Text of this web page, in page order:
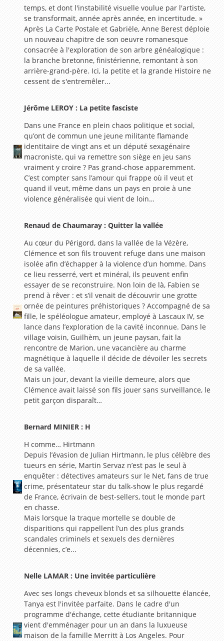
temps, et dont l'instabilité visuelle voulue par l'artiste,
se transformait, année après année, en incertitude. »
Après La Carte Postale et Gabriële, Anne Berest déploie
un nouveau chapitre de son oeuvre romanesque
consacrée à l'exploration de son arbre généalogique :
la branche bretonne, finistérienne, remontant à son
arrière-grand-père. Ici, la petite et la grande Histoire ne
cessent de s'entremêler...
Jérôme LEROY : La petite fasciste
Dans une France en plein chaos politique et social,
qu’ont de commun une jeune militante flamande
identitaire de vingt ans et un député sexagénaire
macroniste, qui va remettre son siège en jeu sans
vraiment y croire ? Pas grand-chose apparemment.
C’est compter sans l’amour qui frappe où il veut et
quand il veut, même dans un pays en proie à une
violence généralisée qui vient de loin…
Renaud de Chaumaray : Quitter la vallée
Au cœur du Périgord, dans la vallée de la Vézère,
Clémence et son fils trouvent refuge dans une maison
isolée afin d’échapper à la violence d’un homme. Dans
ce lieu resserré, vert et minéral, ils peuvent enfin
essayer de se reconstruire. Non loin de là, Fabien se
prend à rêver : et s’il venait de découvrir une grotte
ornée de peintures préhistoriques ? Accompagné de sa
fille, le spéléologue amateur, employé à Lascaux IV, se
lance dans l’exploration de la cavité inconnue. Dans le
village voisin, Guilhèm, un jeune paysan, fait la
rencontre de Marion, une vacancière au charme
magnétique à laquelle il décide de dévoiler les secrets
de sa vallée.
Mais un jour, devant la vieille demeure, alors que
Clémence avait laissé son fils jouer sans surveillance, le
petit garçon disparaît…
Bernard MINIER : H
H comme… Hirtmann
Depuis l’évasion de Julian Hirtmann, le plus célèbre des
tueurs en série, Martin Servaz n’est pas le seul à
enquêter : détectives amateurs sur le Net, fans de true
crime, présentateur star du talk-show le plus regardé
de France, écrivain de best-sellers, tout le monde part
en chasse.
Mais lorsque la traque mortelle se double de
disparitions qui rappellent l’un des plus grands
scandales criminels et sexuels des dernières
décennies, c’e...
Nelle LAMAR : Une invitée particulière
Avec ses longs cheveux blonds et sa silhouette élancée,
Tanya est l'invitée parfaite. Dans le cadre d'un
programme d'échange, cette étudiante britannique
vient d'emménager pour un an dans la luxueuse
maison de la famille Merritt à Los Angeles. Pour